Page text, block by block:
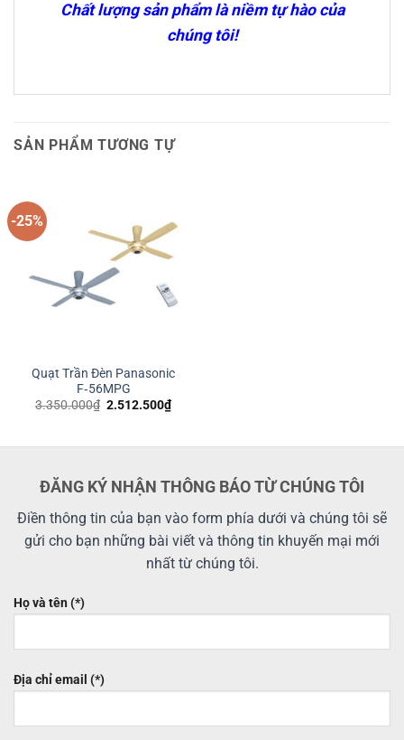
Chất lượng sản phẩm là niềm tự hào của
chúng tôi!
SẢN PHẨM TƯƠNG TỰ
-25%
Quạt Trần Đèn Panasonic
F‑56MPG
3.350.000₫ Giá
2.512.500₫Giá
hiện
2.512.500₫.
ĐĂNG KÝ NHẬN THÔNG BÁO TỪ CHÚNG TÔI
Điền thông tin của bạn vào form phía dưới và chúng tôi sẽ
gửi cho bạn những bài viết và thông tin khuyến mại mới
nhất từ chúng tôi.
Họ và tên (*)
Địa chỉ email (*)